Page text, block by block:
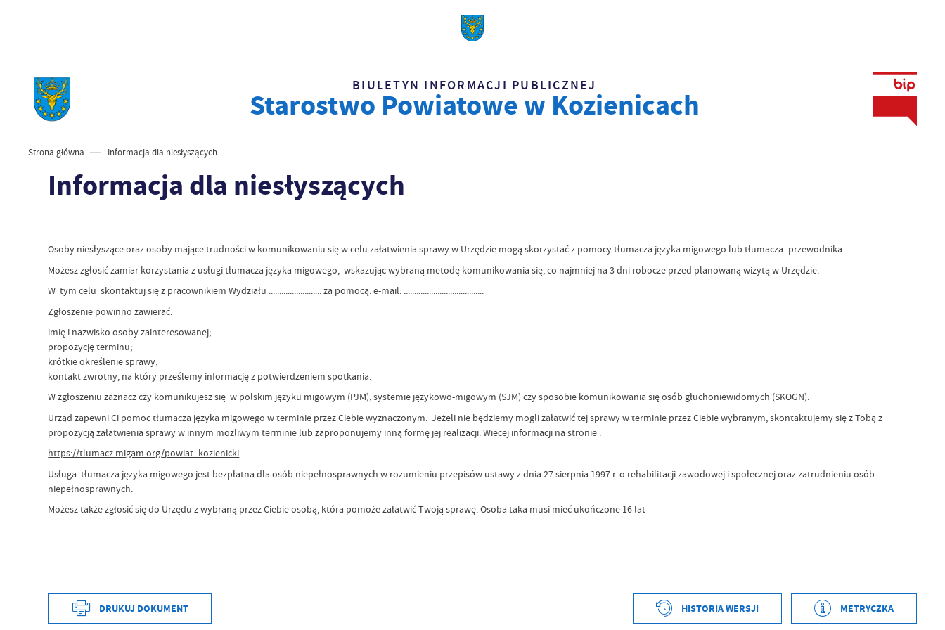
BIULETYN INFORMACJI PUBLICZNEJ
Starostwo Powiatowe w Kozienicach
Strona główna Informacja dla niesłyszących
Informacja dla niesłyszących
Osoby niesłyszące oraz osoby mające trudności w komunikowaniu się w celu załatwienia sprawy w Urzędzie mogą skorzystać z pomocy tłumacza języka migowego lub tłumacza -przewodnika.
Możesz zgłosić zamiar korzystania z usługi tłumacza języka migowego, wskazując wybraną metodę komunikowania się, co najmniej na 3 dni robocze przed planowaną wizytą w Urzędzie.
W tym celu skontaktuj się z pracownikiem Wydziału ......................... za pomocą: e-mail: ......................................
Zgłoszenie powinno zawierać:
imię i nazwisko osoby zainteresowanej;
propozycję terminu;
krótkie określenie sprawy;
kontakt zwrotny, na który prześlemy informację z potwierdzeniem spotkania.
W zgłoszeniu zaznacz czy komunikujesz się w polskim języku migowym (PJM), systemie językowo-migowym (SJM) czy sposobie komunikowania się osób głuchoniewidomych (SKOGN).
Urząd zapewni Ci pomoc tłumacza języka migowego w terminie przez Ciebie wyznaczonym. Jeżeli nie będziemy mogli załatwić tej sprawy w terminie przez Ciebie wybranym, skontaktujemy się z Tobą z
propozycją załatwienia sprawy w innym możliwym terminie lub zaproponujemy inną formę jej realizacji. Wiecej informacji na stronie :
https://tlumacz.migam.org/powiat_kozienicki
Usługa tłumacza języka migowego jest bezpłatna dla osób niepełnosprawnych w rozumieniu przepisów ustawy z dnia 27 sierpnia 1997 r. o rehabilitacji zawodowej i społecznej oraz zatrudnieniu osób
niepełnosprawnych.
Możesz także zgłosić się do Urzędu z wybraną przez Ciebie osobą, która pomoże załatwić Twoją sprawę. Osoba taka musi mieć ukończone 16 lat
Data wytworzenia 2023-07-13 13:51:20
DRUKUJ DOKUMENT HISTORIA WERSJI METRYCZKA